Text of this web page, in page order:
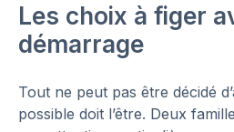
Les choix à figer
démarrage
Tout ne peut pas être décidé
possible doit l’être. Deux